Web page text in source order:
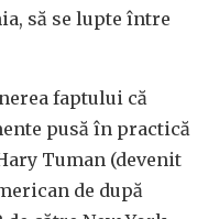
să se lupte între
faptului că
pusă în practică
Tuman (devenit
de după